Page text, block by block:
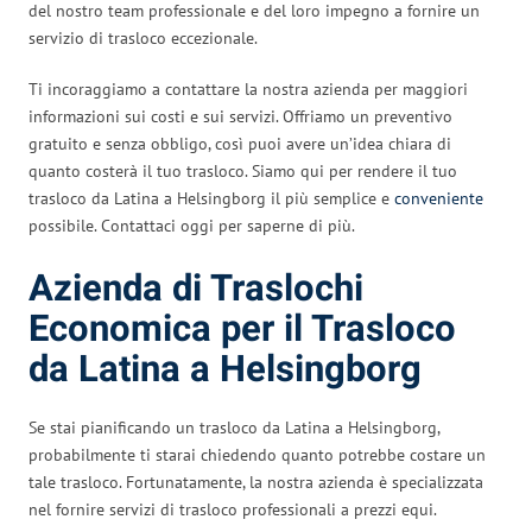
del nostro team professionale e del loro impegno a fornire un
servizio di trasloco eccezionale.
Ti incoraggiamo a contattare la nostra azienda per maggiori
informazioni sui costi e sui servizi. Offriamo un preventivo
gratuito e senza obbligo, così puoi avere un’idea chiara di
quanto costerà il tuo trasloco. Siamo qui per rendere il tuo
trasloco da Latina a Helsingborg il più semplice e conveniente
possibile. Contattaci oggi per saperne di più.
Azienda di Traslochi
Economica per il Trasloco
da Latina a Helsingborg
Se stai pianificando un trasloco da Latina a Helsingborg,
probabilmente ti starai chiedendo quanto potrebbe costare un
tale trasloco. Fortunatamente, la nostra azienda è specializzata
nel fornire servizi di trasloco professionali a prezzi equi.